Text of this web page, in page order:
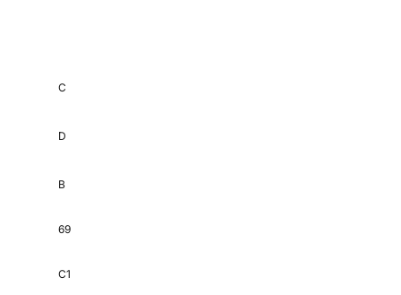
C
D
B
69
C1